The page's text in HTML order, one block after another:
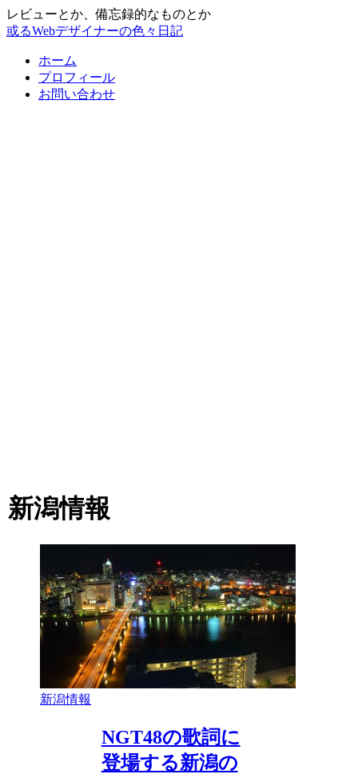
レビューとか、備忘録的なものとか
或るWebデザイナーの色々日記
ホーム
プロフィール
お問い合わせ
新潟情報
新潟情報
NGT48の歌詞に
登場する新潟の